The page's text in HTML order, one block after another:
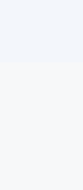
Несмотря на
Находясь на
Также у нее